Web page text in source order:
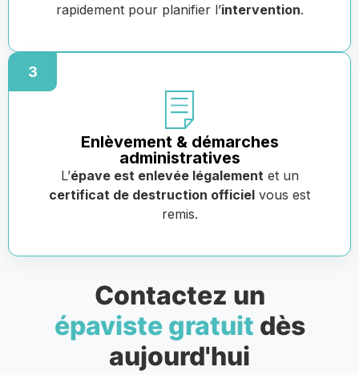
rapidement pour planifier l’intervention.
3
Enlèvement & démarches
administratives
L’épave est enlevée légalement et un
certificat de destruction officiel vous est
remis.
Contactez un
épaviste gratuit dès
aujourd'hui